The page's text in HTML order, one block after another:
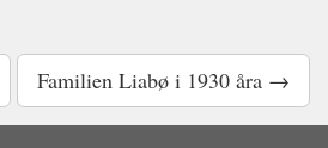
Familien Liabø i 1930 åra →